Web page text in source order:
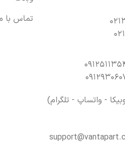
- واتساپ - تلگرام)
تماس با